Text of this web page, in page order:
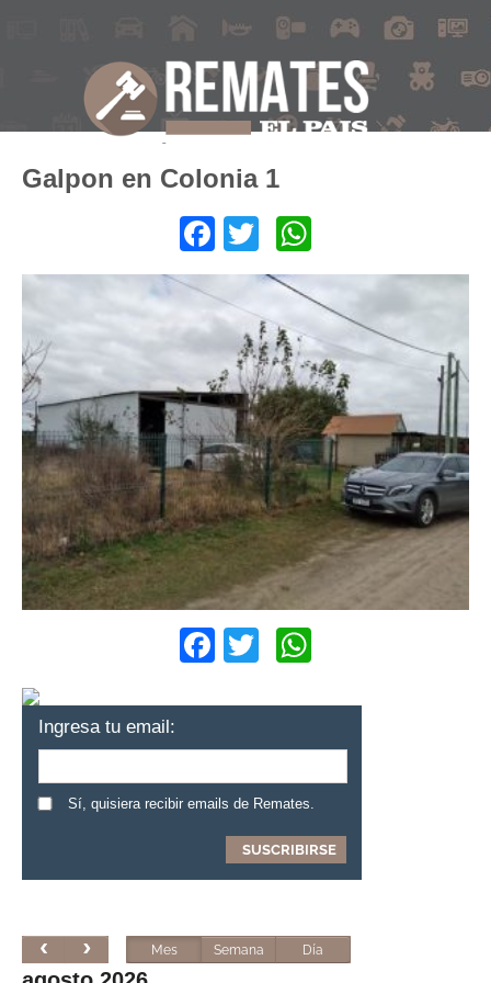
Galpon en Colonia 1
Facebook
Twitter
Facebook
Twitter
Ingresa tu email:
Sí, quisiera recibir emails de Remates.
Mes Semana Día